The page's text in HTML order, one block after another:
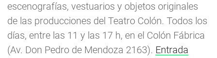
escenografías, vestuarios y objetos originales
de las producciones del Teatro Colón. Todos los
días, entre las 11 y las 17 h, en el Colón Fábrica
(Av. Don Pedro de Mendoza 2163). Entrada